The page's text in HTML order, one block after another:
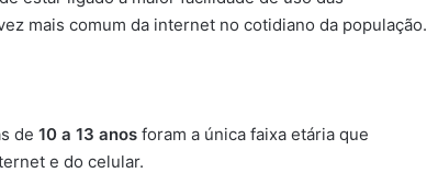
mais comum da internet no cotidiano da população.
de10 a 13 anos foram a única faixa etária que
e do celular.